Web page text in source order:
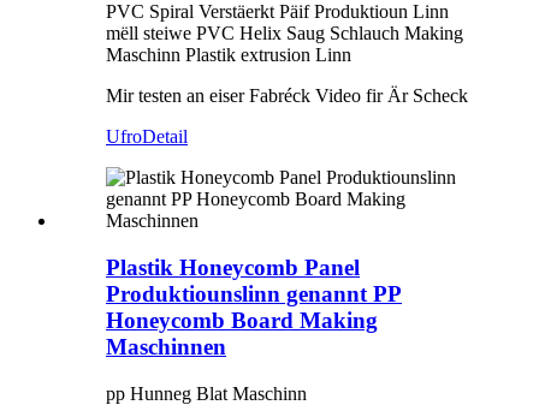
PVC Spiral Verstäerkt Päif Produktioun Linn
mëll steiwe PVC Helix Saug Schlauch Making
Maschinn Plastik extrusion Linn
Mir testen an eiser Fabréck Video fir Är Scheck
UfroDetail
Plastik Honeycomb Panel
Produktiounslinn genannt PP
Honeycomb Board Making
Maschinnen
pp Hunneg Blat Maschinn